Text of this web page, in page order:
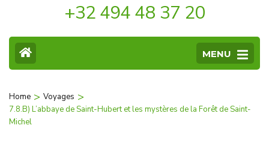
+32 494 48 37 20
MENU
Home > Voyages >
7.8.B) L’abbaye de Saint-Hubert et les mystères de la Forêt de Saint-
Michel